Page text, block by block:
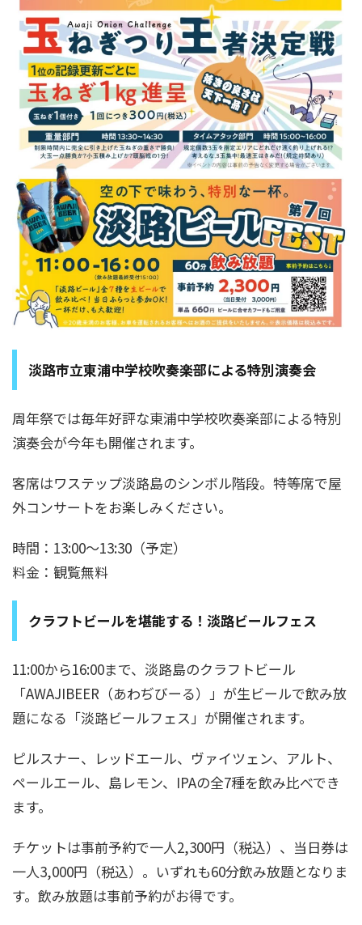
淡路市立東浦中学校吹奏楽部による特別演奏会
周年祭では毎年好評な東浦中学校吹奏楽部による特別
演奏会が今年も開催されます。
客席はワステップ淡路島のシンボル階段。特等席で屋
外コンサートをお楽しみください。
時間：13:00～13:30（予定）
料金：観覧無料
クラフトビールを堪能する！淡路ビールフェス
11:00から16:00まで、淡路島のクラフトビール
「AWAJIBEER（あわぢびーる）」が生ビールで飲み放
題になる「淡路ビールフェス」が開催されます。
ピルスナー、レッドエール、ヴァイツェン、アルト、
ペールエール、島レモン、IPAの全7種を飲み比べでき
ます。
チケットは事前予約で一人2,300円（税込）、当日券は
一人3,000円（税込）。いずれも60分飲み放題となりま
す。飲み放題は事前予約がお得です。